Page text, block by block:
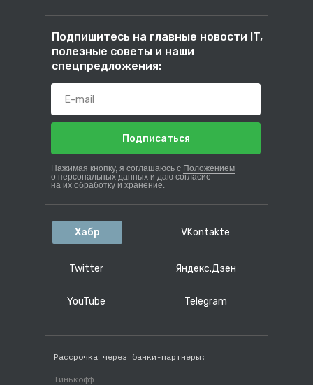
Twitter
YouTube Telegram
VKontakte
Яндекс.Дзен
Хабр
Рассрочка через банки-партнеры:
Тинькофф
Подписаться
Подпишитесь на главные новости IT,
полезные советы и наши
спецпредложения:
Нажимая кнопку, я соглашаюсь с Положением
о персональных данных и даю согласие
на их обработку и хранение.